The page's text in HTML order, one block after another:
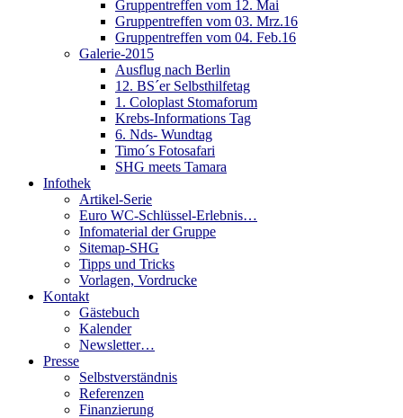
Gruppentreffen vom 12. Mai
Gruppentreffen vom 03. Mrz.16
Gruppentreffen vom 04. Feb.16
Galerie-2015
Ausflug nach Berlin
12. BS´er Selbsthilfetag
1. Coloplast Stomaforum
Krebs-Informations Tag
6. Nds- Wundtag
Timo´s Fotosafari
SHG meets Tamara
Infothek
Artikel-Serie
Euro WC-Schlüssel-Erlebnis…
Infomaterial der Gruppe
Sitemap-SHG
Tipps und Tricks
Vorlagen, Vordrucke
Kontakt
Gästebuch
Kalender
Newsletter…
Presse
Selbstverständnis
Referenzen
Finanzierung